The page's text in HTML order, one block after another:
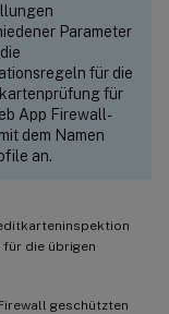
Parameter
für die
für
App Firewall-
dem Namen
an.
die übrigen
geschützten